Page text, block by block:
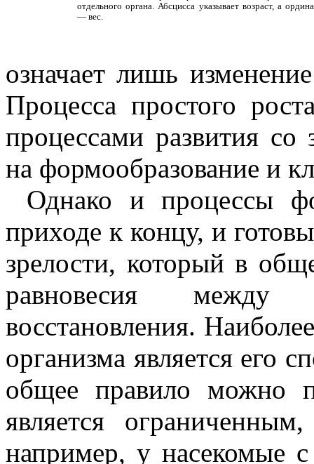
отдельного органа. Абсцисса указывает возраст, а
— вес.
означает лишь
Процесса простого
процессами развития со
на формообразование и
Однако и процессы
приходе к концу, и
зрелости, который в
равновесия
восстановления.
организма является его
общее правило можно
является
например, у насекомые